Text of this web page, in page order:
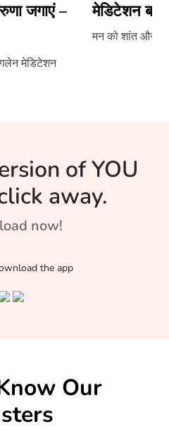
जगाएं –
मेडिटेशन
मेडिटेशन
मन को शांत और
of YOU
away.
now!
the app
Our